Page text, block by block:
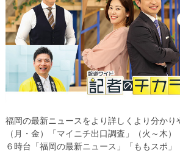
福岡の最新ニュースをより詳しくより分か
（月・金）「マイニチ出口調査」（火～木
６時台「福岡の最新ニュース」「ももスポ」